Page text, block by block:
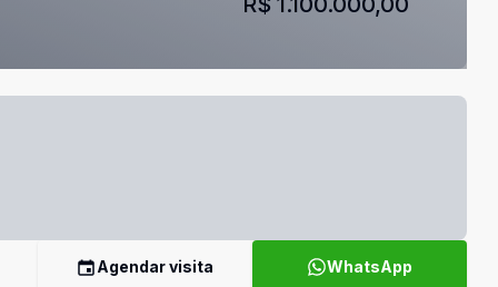
Agendar visita WhatsApp